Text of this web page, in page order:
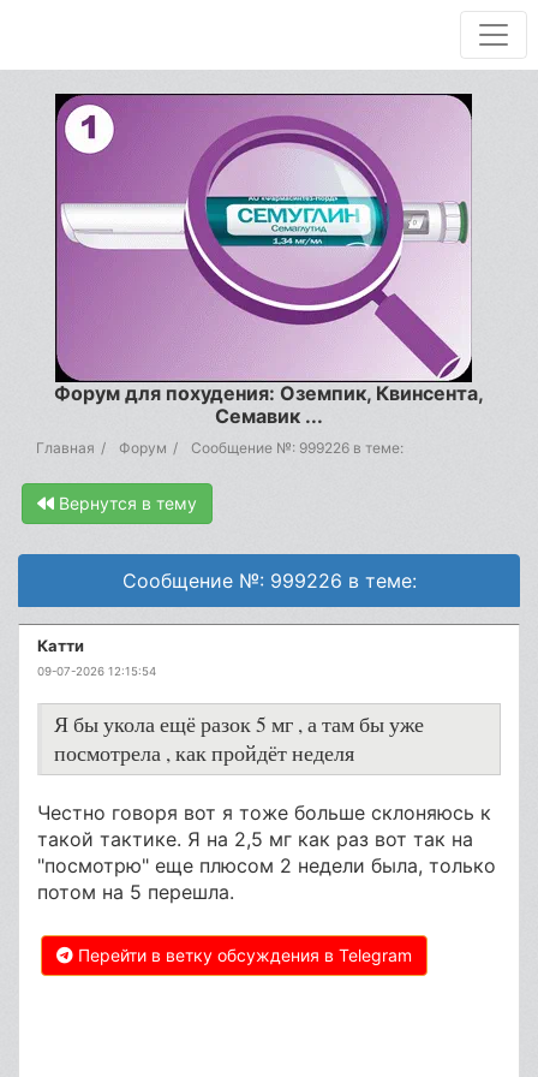
Форум для похудения: Оземпик, Квинсента,
Семавик ...
Главная Форум Сообщение №: 999226 в теме:
Вернутся в тему
Сообщение №: 999226 в теме:
Катти
09-07-2026 12:15:54
Я бы укола ещё разок 5 мг , а там бы уже
посмотрела , как пройдёт неделя
Честно говоря вот я тоже больше склоняюсь к
такой тактике. Я на 2,5 мг как раз вот так на
"посмотрю" еще плюсом 2 недели была, только
потом на 5 перешла.
Перейти в ветку обсуждения в Telegram